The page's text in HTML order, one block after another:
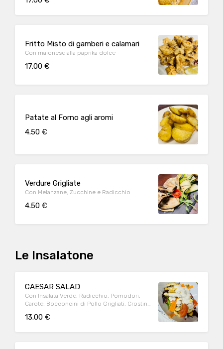
Fritto Misto di gamberi e calamari
Con maionese alla paprika dolce
17.00 €
Patate al Forno agli aromi
4.50 €
Verdure Grigliate
Con Melanzane, Zucchine e Radicchio
4.50 €
Le Insalatone
CAESAR SALAD
Con Insalata Verde, Radicchio, Pomodori,
Carote, Bocconcini di Pollo Grigliati, Crostini
13.00 €